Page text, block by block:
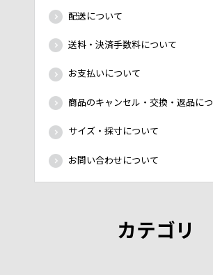
配送について
送料・決済手数料について
お支払いについて
商品のキャンセル・交換・返品に
サイズ・採寸について
お問い合わせについて
カテゴリ